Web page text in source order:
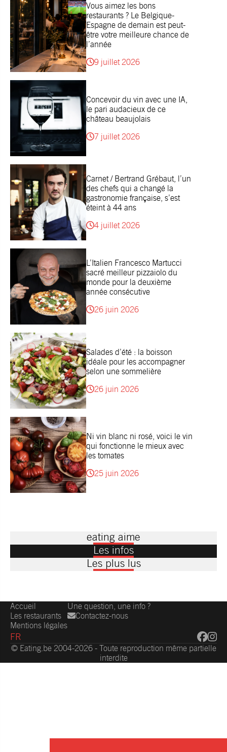
Vous aimez les bons
restaurants ? Le Belgique-
Espagne de demain est peut-
être votre meilleure chance de
l’année
9 juillet 2026
Concevoir du vin avec une IA,
le pari audacieux de ce
château beaujolais
7 juillet 2026
Carnet / Bertrand Grébaut, l’un
des chefs qui a changé la
gastronomie française, s’est
éteint à 44 ans
4 juillet 2026
L’Italien Francesco Martucci
sacré meilleur pizzaiolo du
monde pour la deuxième
année consécutive
26 juin 2026
Salades d’été : la boisson
idéale pour les accompagner
selon une sommelière
26 juin 2026
Ni vin blanc ni rosé, voici le vin
qui fonctionne le mieux avec
les tomates
25 juin 2026
eating aime
Les infos
Les plus lus
Accueil
Les restaurants
Mentions légales
Une question, une info ?
Contactez-nous
FR
© Eating.be 2004-2026 - Toute reproduction même partielle
interdite